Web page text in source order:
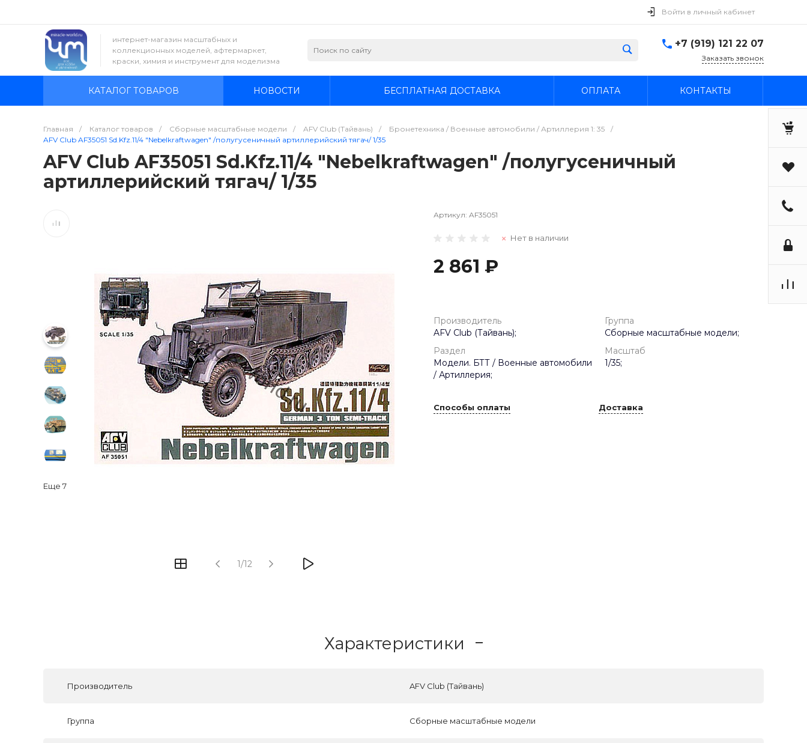
Войти в личный кабинет
интернет-магазин масштабных и
коллекционных моделей, афтермаркет,
краски, химия и инструмент для моделизма
+7 (919) 121 22 07
Заказать звонок
КАТАЛОГ ТОВАРОВ НОВОСТИ БЕСПЛАТНАЯ ДОСТАВКА ОПЛАТА КОНТАКТЫ
Главная / Каталог товаров / Сборные масштабные модели / AFV Club (Тайвань) / Бронетехника / Военные автомобили / Артиллерия 1: 35
/
AFV Club AF35051 Sd.Kfz.11/4 "Nebelkraftwagen" /полугусеничный артиллерийский тягач/ 1/35
AFV Club AF35051 Sd.Kfz.11/4 "Nebelkraftwagen" /полугусеничный
артиллерийский тягач/ 1/35
Еще 7
1/12
Артикул: AF35051
Нет в наличии
2 861 ₽
Производитель
AFV Club (Тайвань);
Группа
Сборные масштабные модели;
Раздел
Модели. БТТ / Военные автомобили
/ Артиллерия;
Масштаб
1/35;
Способы оплаты Доставка
Характеристики
Производитель AFV Club (Тайвань)
Группа Сборные масштабные модели